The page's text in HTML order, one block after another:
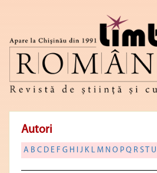
Autori
A B C D E F G H I J K L M N O P Q R S T U